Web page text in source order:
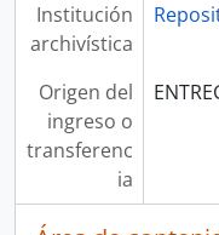
Institución
archivística
Origen del
ingreso o
transferenc
ia